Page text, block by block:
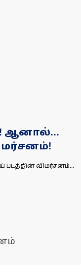
ஆனால்...
படத்தின் விமர்சனம்...